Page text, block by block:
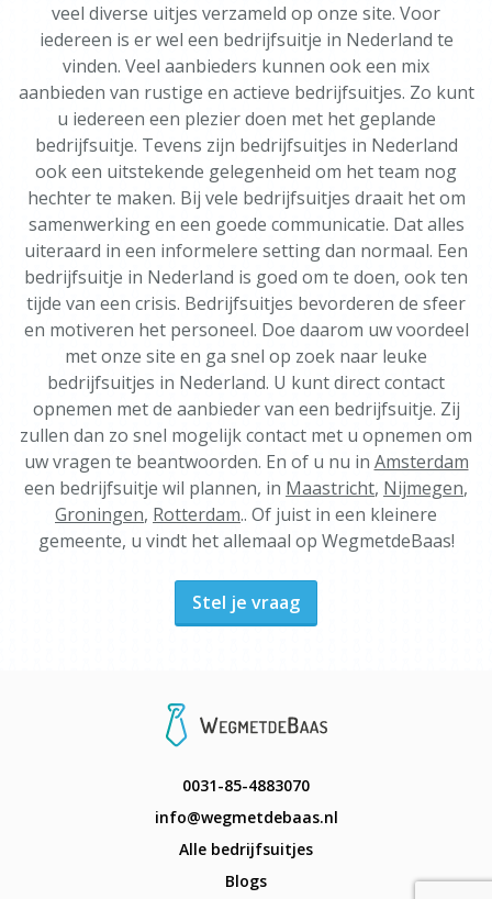
veel diverse uitjes verzameld op onze site. Voor
iedereen is er wel een bedrijfsuitje in Nederland te
vinden. Veel aanbieders kunnen ook een mix
aanbieden van rustige en actieve bedrijfsuitjes. Zo kunt
u iedereen een plezier doen met het geplande
bedrijfsuitje. Tevens zijn bedrijfsuitjes in Nederland
ook een uitstekende gelegenheid om het team nog
hechter te maken. Bij vele bedrijfsuitjes draait het om
samenwerking en een goede communicatie. Dat alles
uiteraard in een informelere setting dan normaal. Een
bedrijfsuitje in Nederland is goed om te doen, ook ten
tijde van een crisis. Bedrijfsuitjes bevorderen de sfeer
en motiveren het personeel. Doe daarom uw voordeel
met onze site en ga snel op zoek naar leuke
bedrijfsuitjes in Nederland. U kunt direct contact
opnemen met de aanbieder van een bedrijfsuitje. Zij
zullen dan zo snel mogelijk contact met u opnemen om
uw vragen te beantwoorden. En of u nu in Amsterdam
een bedrijfsuitje wil plannen, in Maastricht, Nijmegen,
Groningen, Rotterdam.. Of juist in een kleinere
gemeente, u vindt het allemaal op WegmetdeBaas!
Stel je vraag
0031-85-4883070
info@wegmetdebaas.nl
Alle bedrijfsuitjes
Blogs